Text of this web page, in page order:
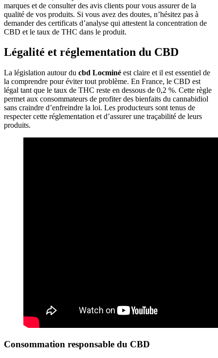
marques et de consulter des avis clients pour vous assurer de la
qualité de vos produits. Si vous avez des doutes, n’hésitez pas à
demander des certificats d’analyse qui attestent la concentration de
CBD et le taux de THC dans le produit.
Légalité et réglementation du CBD
La législation autour du cbd Locminé est claire et il est essentiel de
la comprendre pour éviter tout problème. En France, le CBD est
légal tant que le taux de THC reste en dessous de 0,2 %. Cette règle
permet aux consommateurs de profiter des bienfaits du cannabidiol
sans craindre d’enfreindre la loi. Les producteurs sont tenus de
respecter cette réglementation et d’assurer une traçabilité de leurs
produits.
Consommation responsable du CBD